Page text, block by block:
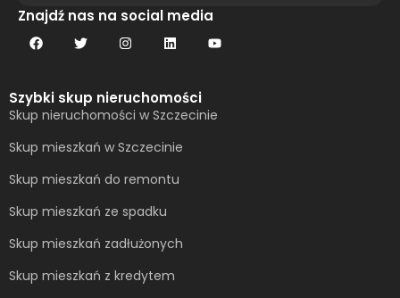
Alternative:
Znajdź nas na social media
Szybki skup nieruchomości
Skup nieruchomości w Szczecinie
Skup mieszkań w Szczecinie
Skup mieszkań do remontu
Skup mieszkań ze spadku
Skup mieszkań zadłużonych
Skup mieszkań z kredytem